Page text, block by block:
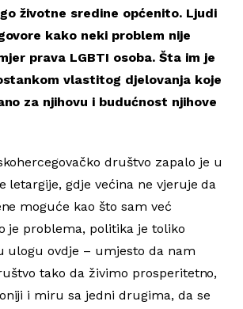
životne sredine općenito. Ljudi
kako neki problem nije
prava LGBTI osoba. Šta im je
vlastitog djelovanja koje
za njihovu i budućnost njihove
društvo zapalo je u
letargije, gdje većina ne vjeruje da
moguće kao što sam već
je problema, politika je toliko
ulogu ovdje – umjesto da nam
tako da živimo prosperitetno,
i miru sa jedni drugima, da se